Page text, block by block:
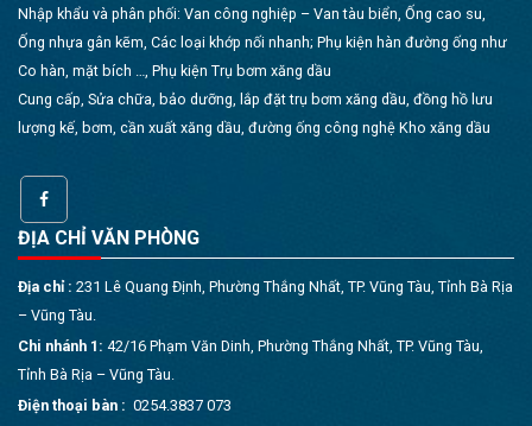
Nhập khẩu và phân phối: Van công nghiệp – Van tàu biển, Ống cao su,
Ống nhựa gân kẽm, Các loại khớp nối nhanh; Phụ kiện hàn đường ống như
Co hàn, mặt bích …, Phụ kiện Trụ bơm xăng dầu
Cung cấp, Sửa chữa, bảo dưỡng, lắp đặt trụ bơm xăng dầu, đồng hồ lưu
lượng kế, bơm, cần xuất xăng dầu, đường ống công nghệ Kho xăng dầu
ĐỊA CHỈ VĂN PHÒNG
Địa chỉ : 231 Lê Quang Định, Phường Thắng Nhất, TP. Vũng Tàu, Tỉnh Bà Rịa
– Vũng Tàu.
Chi nhánh 1: 42/16 Phạm Văn Dinh, Phường Thắng Nhất, TP. Vũng Tàu,
Tỉnh Bà Rịa – Vũng Tàu.
Điện thoại bàn : 0254.3837 073